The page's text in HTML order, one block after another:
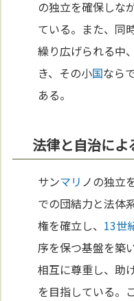
の独立を確保しな
ている。また、同
繰り広げられる中
き、その小国なら
ある。
法律と自治によ
サンマリ ノの独立
での団結力と法体
権を確立し、 13世
序を保つ基盤を築
相互に尊重し、助
を目指している。